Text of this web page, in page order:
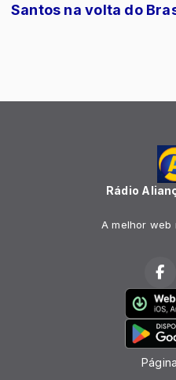
Santos na volta do
Rádio
A melhor web